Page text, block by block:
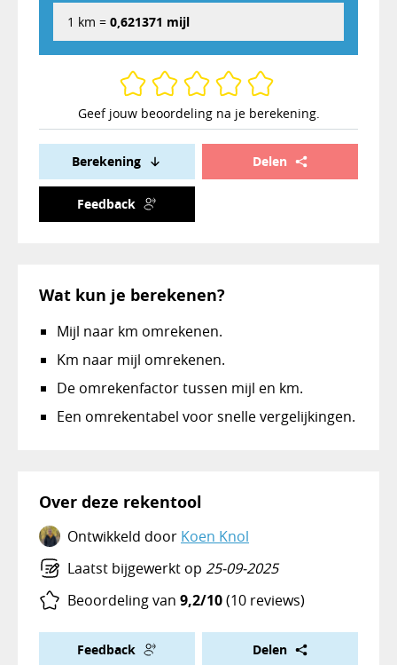
1 km = 0,621371 mijl
Geef jouw beoordeling na je berekening.
Berekening Delen
Feedback
Wat kun je berekenen?
Mijl naar km omrekenen.
Km naar mijl omrekenen.
De omrekenfactor tussen mijl en km.
Een omrekentabel voor snelle vergelijkingen.
Over deze rekentool
Ontwikkeld door Koen Knol
Laatst bijgewerkt op 25-09-2025
Beoordeling van 9,2/10(10 reviews)
Feedback Delen